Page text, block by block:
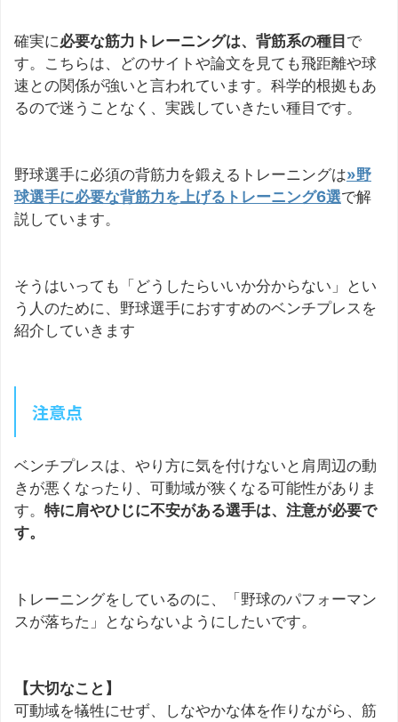
確実に必要な筋力トレーニングは、背筋系の種目で
す。こちらは、どのサイトや論文を見ても飛距離や球
速との関係が強いと言われています。科学的根拠もあ
るので迷うことなく、実践していきたい種目です。
野球選手に必須の背筋力を鍛えるトレーニングは»野
球選手に必要な背筋力を上げるトレーニング6選で解
説しています。
そうはいっても「どうしたらいいか分からない」とい
う人のために、野球選手におすすめのベンチプレスを
紹介していきます
注意点
ベンチプレスは、やり方に気を付けないと肩周辺の動
きが悪くなったり、可動域が狭くなる可能性がありま
す。 特に肩やひじに不安がある選手は、注意が必要で
す。
トレーニングをしているのに、「野球のパフォーマン
スが落ちた」とならないようにしたいです。
【大切なこと】
可動域を犠牲にせず、しなやかな体を作りながら、筋